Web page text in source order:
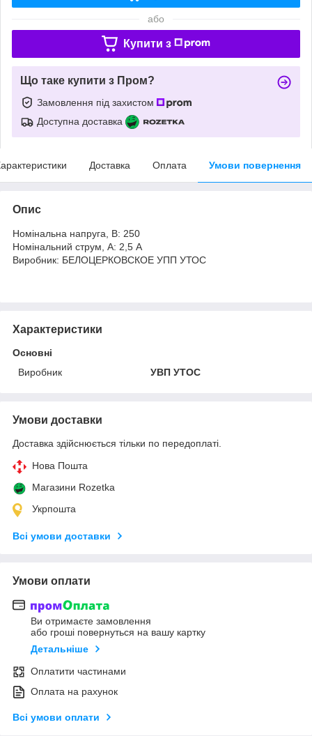
або
Купити з
Що таке купити з Пром?
Замовлення під захистом
Доступна доставка
Доставка Оплата Умови повернення
Опис
Номінальна напруга, В: 250
Номінальний струм, А: 2,5 А
Виробник: БЕЛОЦЕРКОВСКОЕ УПП УТОС
Характеристики
Основні
Виробник
УВП УТОС
Умови доставки
Доставка здійснюється тільки по передоплаті.
Нова Пошта
Магазини Rozetka
Укрпошта
Всі умови доставки
Умови оплати
Ви отримаєте замовлення
або гроші повернуться на вашу картку
Детальніше
Оплатити частинами
Оплата на рахунок
Всі умови оплати